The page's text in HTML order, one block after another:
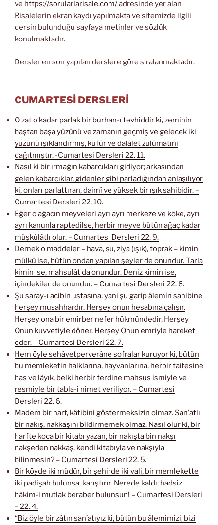
ve https://sorularlarisale.com/adresinde yer alan
Risalelerin ekran kaydı yapılmakta ve sitemizde ilgili
dersin bulunduğu sayfaya metinler ve sözlük
konulmaktadır.
Dersler en son yapılan derslere göre sıralanmaktadır.
CUMARTESİ DERSLERİ
O zat o kadar parlak bir burhan-ı tevhiddir ki, zeminin
baştan başa yüzünü ve zamanın geçmiş ve gelecek iki
yüzünü ışıklandırmış, küfür ve dalâlet zulümâtını
dağıtmıştır. -Cumartesi Dersleri 22. 11.
Nasıl ki bir ırmağın kabarcıkları gidiyor; arkasından
gelen kabarcıklar, gidenler gibi parladığından anlaşılıyor
ki, onları parlattıran, daimî ve yüksek bir ışık sahibidir. –
Cumartesi Dersleri 22. 10.
Eğer o ağacın meyveleri ayrı ayrı merkeze ve köke, ayrı
ayrı kanunla raptedilse, herbir meyve bütün ağaç kadar
müşkülâtlı olur. – Cumartesi Dersleri 22. 9.
Demek o maddeler – hava, su, ziya (ışık), toprak – kimin
mülkü ise, bütün ondan yapılan şeyler de onundur. Tarla
kimin ise, mahsulât da onundur. Deniz kimin ise,
içindekiler de onundur. – Cumartesi Dersleri 22. 8.
Şu saray-ı acibin ustasına, yani şu garip âlemin sahibine
herşey musahhardır. Herşey onun hesabına çalışır.
Herşey ona bir emirber nefer hükmündedir. Herşey
Onun kuvvetiyle döner. Herşey Onun emriyle hareket
eder. – Cumartesi Dersleri 22. 7.
Hem öyle sehâvetperverâne sofralar kuruyor ki, bütün
bu memleketin halklarına, hayvanlarına, herbir taifesine
has ve lâyık, belki herbir ferdine mahsus ismiyle ve
resmiyle bir tabla-i nimet veriliyor. – Cumartesi
Dersleri 22. 6.
Madem bir harf, kâtibini göstermeksizin olmaz. San’atlı
bir nakış, nakkaşını bildirmemek olmaz. Nasıl olur ki, bir
harfte koca bir kitabı yazan, bir nakışta bin nakşı
nakşeden nakkaş, kendi kitabıyla ve nakşıyla
bilinmesin? – Cumartesi Dersleri 22. 5.
Bir köyde iki müdür, bir şehirde iki vali, bir memlekette
iki padişah bulunsa, karıştırır. Nerede kaldı, hadsiz
hâkim-i mutlak beraber bulunsun! – Cumartesi Dersleri
– 22. 4.
“Biz öyle bir zâtın san’atıyız ki, bütün bu âlemimizi, bizi